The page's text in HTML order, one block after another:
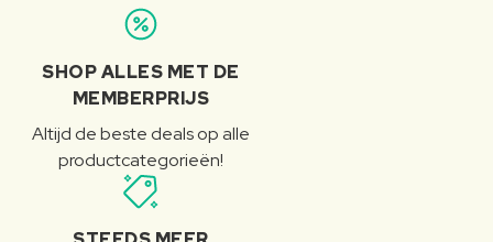
SHOP ALLES MET DE
MEMBERPRIJS
Altijd de beste deals op alle
productcategorieën!